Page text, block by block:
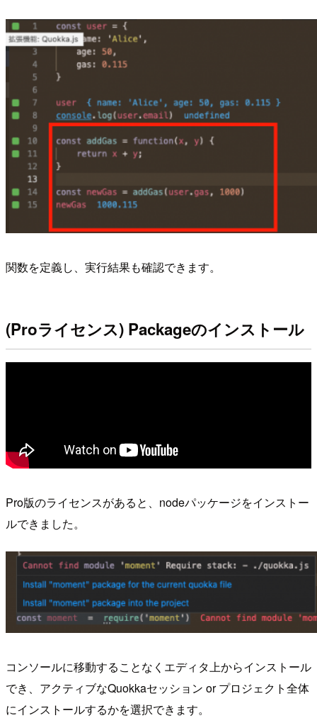
関数を定義し、実行結果も確認できます。
(Proライセンス) Packageのインストール
Pro版のライセンスがあると、nodeパッケージをインストー
ルできました。
コンソールに移動することなくエディタ上からインストール
でき、アクティブなQuokkaセッション or プロジェクト全体
にインストールするかを選択できます。